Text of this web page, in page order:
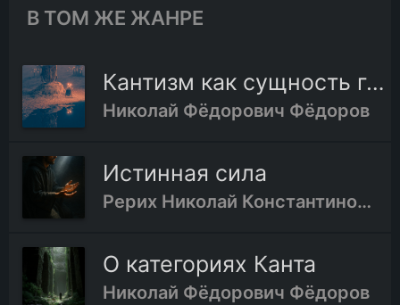
В ТОМ ЖЕ ЖАНРЕ
Кантизм как сущность германизма
Николай Фёдорович Фёдоров
Истинная сила
Рерих Николай Константинович
О категориях Канта
Николай Фёдорович Фёдоров